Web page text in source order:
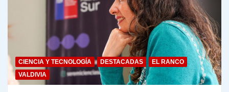
CIENCIA Y TECNOLOGÍA DESTACADAS
EL RANCO
VALDIVIA